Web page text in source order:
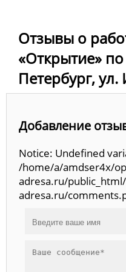
Отзывы о
«Открытие» по
Петербург,
Добавление
Notice: Undefined
/home/a/amdser4x/
adresa.ru/
adresa.ru/